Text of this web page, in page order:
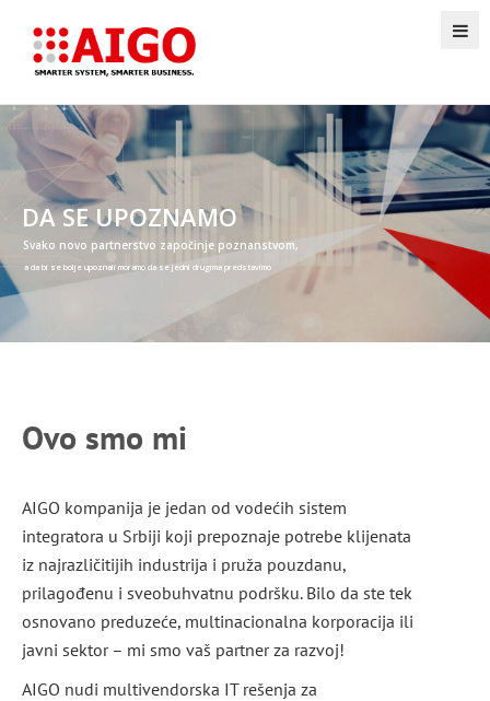
Ovo smo mi
AIGO kompanija je jedan od vodećih sistem
integratora u Srbiji koji prepoznaje potrebe klijenata
iz najrazličitijih industrija i pruža pouzdanu,
prilagođenu i sveobuhvatnu podršku. Bilo da ste tek
osnovano preduzeće, multinacionalna korporacija ili
javni sektor – mi smo vaš partner za razvoj!
AIGO nudi multivendorska IT rešenja za